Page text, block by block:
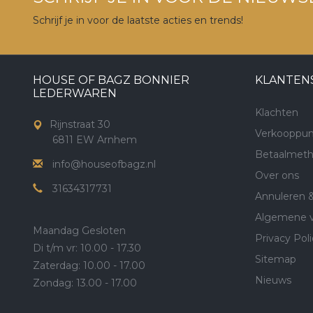
Schrijf je in voor de laatste acties en trends!
HOUSE OF BAGZ BONNIER
LEDERWAREN
Rijnstraat 30
6811 EW Arnhem
info@houseofbagz.nl
31634317731
Maandag Gesloten
Di t/m vr: 10.00 - 17.30
Zaterdag: 10.00 - 17.00
Zondag: 13.00 - 17.00
Klachten
Over ons
Annuleren
Algemene
Privacy
Sitemap
Nieuws